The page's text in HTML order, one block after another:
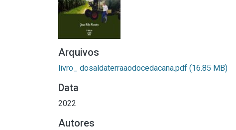
Arquivos
livro_ dosaldaterraaodocedacana.pdf (16.85 MB)
Data
2022
Autores